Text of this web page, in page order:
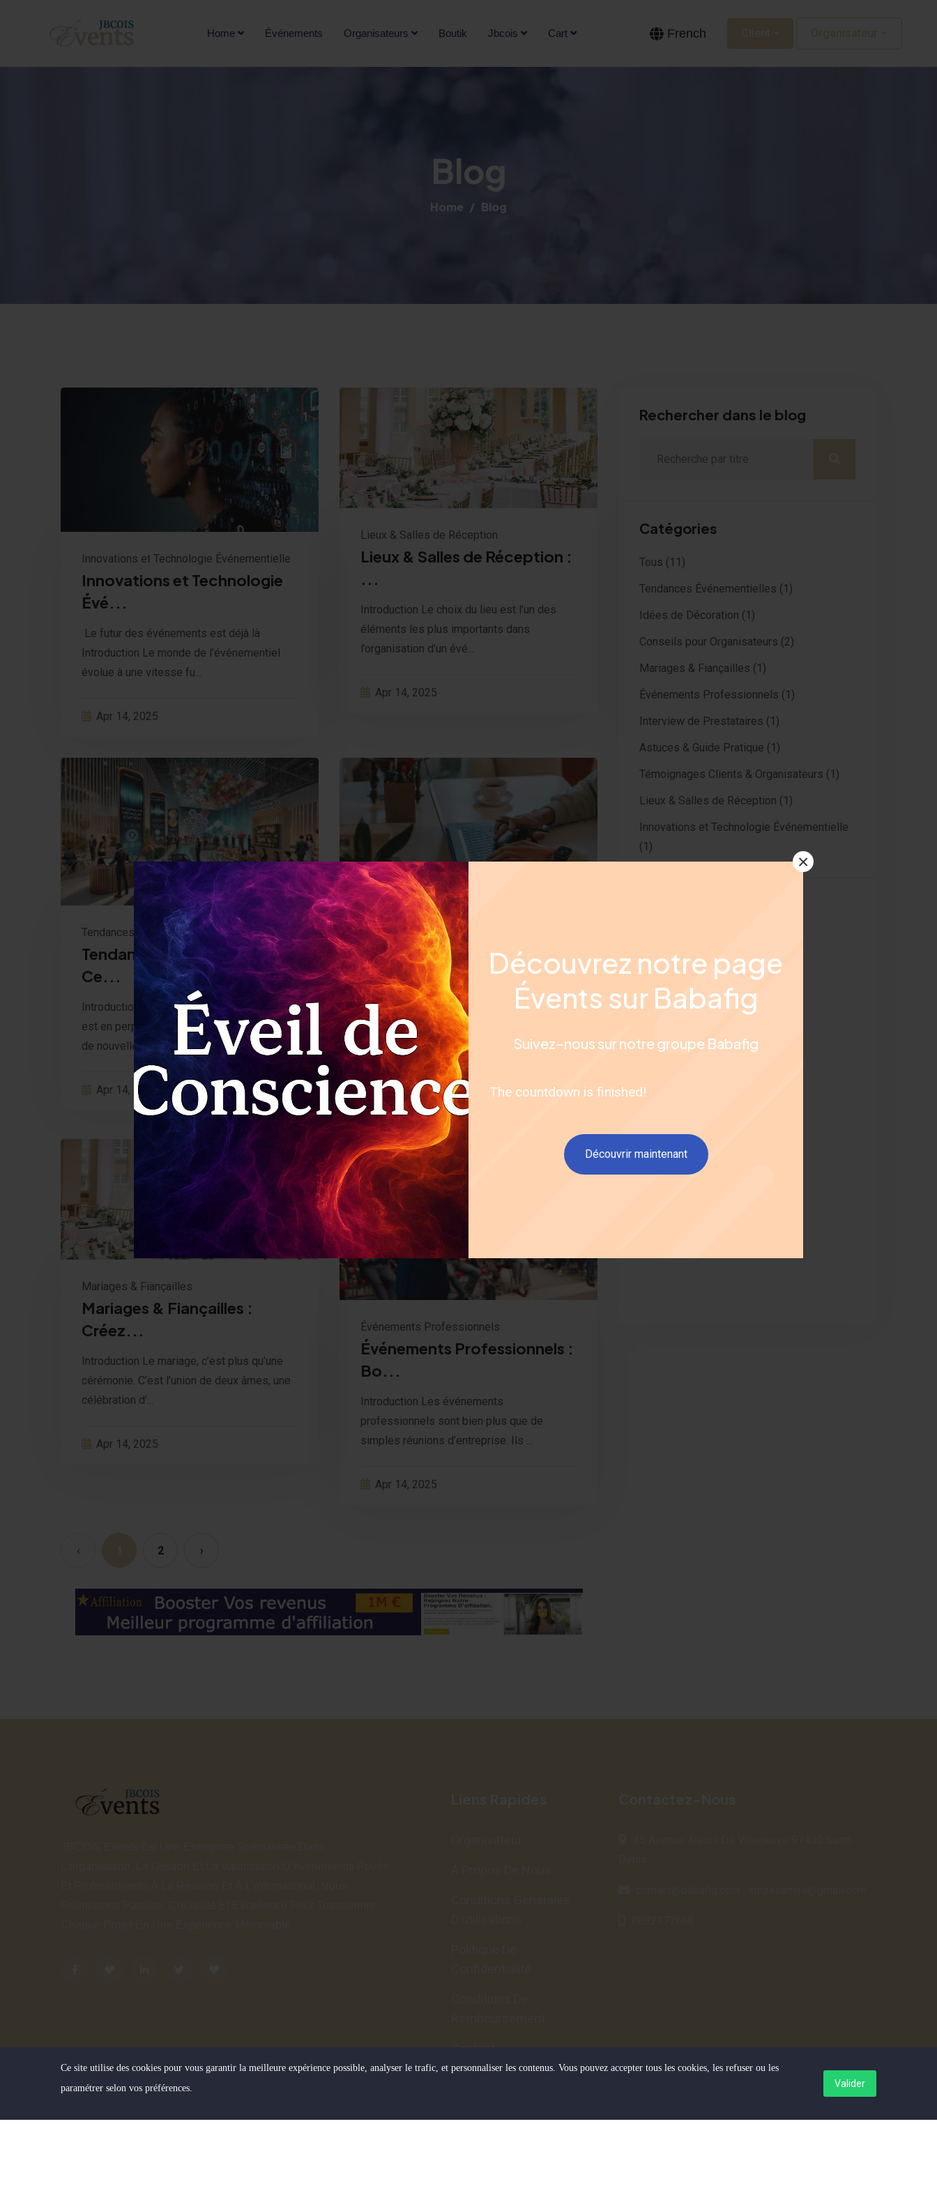
Découvrez notre page
Évents sur Babafig
Suivez-nous sur notre groupe Babafig
The countdown is finished!
Découvrir maintenant
×
Home Événements Organisateurs Boutik Jbcois Cart French
Blog
Home Blog
Innovations et Technologie Événementielle
Innovations et Technologie
Évé...
Le futur des événements est déjà là
Introduction Le monde de l’événementiel
évolue à une vitesse fu...
Apr 14, 2025
Lieux & Salles de Réception
Lieux & Salles de Réception :
...
Introduction Le choix du lieu est l’un des
éléments les plus importants dans
l’organisation d’un évé...
Apr 14, 2025
Tendances Événementielles
Tendances Événementielles :
Ce...
Introduction Le monde de l’événementiel
est en perpétuelle évolution. Chaque année,
de nouvelles ten...
Apr 14, 2025
Conseils pour Organisateurs
10 Conseils Essentiels pour
le...
Introduction Être organisateur d’événement,
c’est être chef d’orchestre, coordinateur,
communicant, ...
Apr 14, 2025
Mariages & Fiançailles
Mariages & Fiançailles :
Créez...
Introduction Le mariage, c’est plus qu’une
cérémonie. C’est l’union de deux âmes, une
célébration d’...
Apr 14, 2025
Événements Professionnels
Événements Professionnels :
Bo...
Introduction Les événements
professionnels sont bien plus que de
simples réunions d’entreprise. Ils ...
Apr 14, 2025
‹ 2 ›
Rechercher dans le blog
Catégories
Tous (11)
Tendances Événementielles (1)
Idées de Décoration (1)
Conseils pour Organisateurs (2)
Mariages & Fiançailles (1)
Événements Professionnels (1)
Interview de Prestataires (1)
Astuces & Guide Pratique (1)
Témoignages Clients & Organisateurs (1)
Lieux & Salles de Réception (1)
Innovations et Technologie Événementielle
(1)
Ce site utilise des cookies pour vous garantir la meilleure expérience possible, analyser le trafic, et personnaliser les contenus. Vous pouvez accepter tous les cookies, les refuser ou les
paramétrer selon vos préférences.
Valider